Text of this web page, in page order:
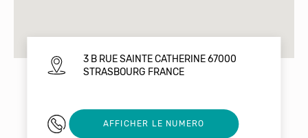
3 B RUE SAINTE CATHERINE 67000
STRASBOURG FRANCE
03 88 24 03 03
AFFICHER LE NUMERO